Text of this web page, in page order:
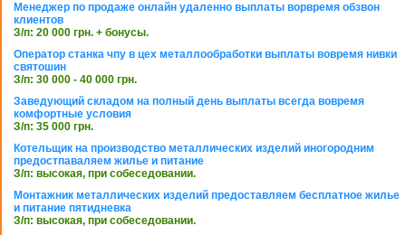
Менеджер по продаже онлайн удаленно выплаты ворвремя обзвон
клиентов
З/п: 20 000 грн. + бонусы.
Оператор станка чпу в цех металлообработки выплаты вовремя нивки
святошин
З/п: 30 000 - 40 000 грн.
Заведующий складом на полный день выплаты всегда вовремя
комфортные условия
З/п: 35 000 грн.
Котельщик на производство металлических изделий иногородним
предостпаваляем жилье и питание
З/п: высокая, при собеседовании.
Монтажник металлических изделий предоставляем бесплатное жилье
и питание пятидневка
З/п: высокая, при собеседовании.